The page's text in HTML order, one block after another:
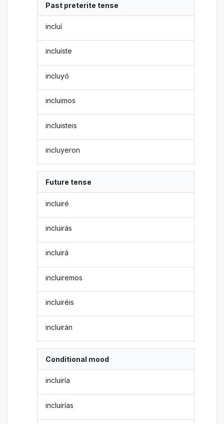
Past preterite tense
incluí
incluiste
incluyó
incluimos
incluisteis
incluyeron
Future tense
incluiré
incluirás
incluirá
incluiremos
incluiréis
incluirán
Conditional mood
incluiría
incluirías